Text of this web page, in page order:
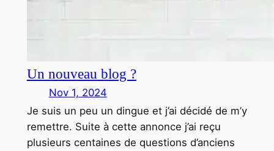
Un nouveau blog ?
Nov 1, 2024
Je suis un peu un dingue et j’ai décidé de m’y
remettre. Suite à cette annonce j’ai reçu
plusieurs centaines de questions d’anciens